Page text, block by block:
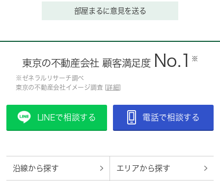
部屋まるに意見を送る
東京の不動産会社 顧客満足度 No.1 ※
※ゼネラルリサーチ調べ
東京の不動産会社イメージ調査 [ 詳細
LINEで相談する 電話で相談する
沿線から探す エリアから探す